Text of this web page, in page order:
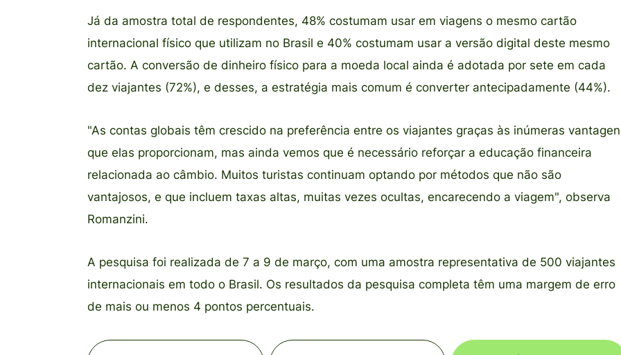
Já da amostra total de respondentes, 48% costumam usar em viagens o mesmo cartão
internacional físico que utilizam no Brasil e 40% costumam usar a versão digital deste mesmo
cartão. A conversão de dinheiro físico para a moeda local ainda é adotada por sete em cada
dez viajantes (72%), e desses, a estratégia mais comum é converter antecipadamente (44%).
"As contas globais têm crescido na preferência entre os viajantes graças às inúmeras
que elas proporcionam, mas ainda vemos que é necessário reforçar a educação financeira
relacionada ao câmbio. Muitos turistas continuam optando por métodos que não são
vantajosos, e que incluem taxas altas, muitas vezes ocultas, encarecendo a viagem", observa
Romanzini.
A pesquisa foi realizada de 7 a 9 de março, com uma amostra representativa de 500 viajantes
internacionais em todo o Brasil. Os resultados da pesquisa completa têm uma margem de erro
de mais ou menos 4 pontos percentuais.